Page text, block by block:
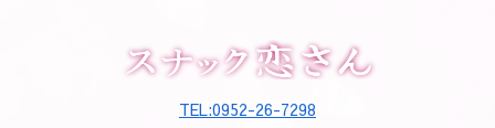
TEL:0952-26-7298